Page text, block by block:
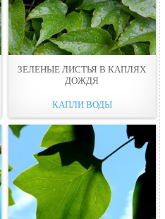
ЗЕЛЕНЫЕ ЛИСТЬЯ В КАПЛЯХ
ДОЖДЯ
КАПЛИ ВОДЫ